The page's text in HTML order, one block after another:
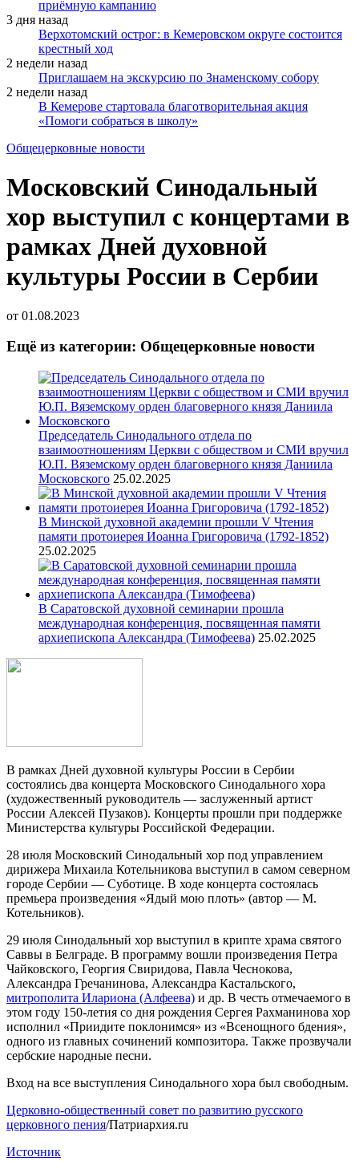
приёмную кампанию
3 дня назад
Верхотомский острог: в Кемеровском округе состоится
крестный ход
2 недели назад
Приглашаем на экскурсию по Знаменскому собору
2 недели назад
В Кемерове стартовала благотворительная акция
«Помоги собраться в школу»
Общецерковные новости
Московский Синодальный
хор выступил с концертами в
рамках Дней духовной
культуры России в Сербии
от 01.08.2023
Ещё из категории: Общецерковные новости
Председатель Синодального отдела по
взаимоотношениям Церкви с обществом и СМИ вручил
Ю.П. Вяземскому орден благоверного князя Даниила
Московского 25.02.2025
В Минской духовной академии прошли V Чтения
памяти протоиерея Иоанна Григоровича (1792-1852)
25.02.2025
В Саратовской духовной семинарии прошла
международная конференция, посвященная памяти
архиепископа Александра (Тимофеева) 25.02.2025
В рамках Дней духовной культуры России в Сербии
состоялись два концерта Московского Синодального хора
(художественный руководитель — заслуженный артист
России Алексей Пузаков). Концерты прошли при поддержке
Министерства культуры Российской Федерации.
28 июля Московский Синодальный хор под управлением
дирижера Михаила Котельникова выступил в самом северном
городе Сербии — Суботице. В ходе концерта состоялась
премьера произведения «Ядый мою плоть» (автор — М.
Котельников).
29 июля Синодальный хор выступил в крипте храма святого
Саввы в Белграде. В программу вошли произведения Петра
Чайковского, Георгия Свиридова, Павла Чеснокова,
Александра Гречанинова, Александра Кастальского,
митрополита Илариона (Алфеева) и др. В честь отмечаемого в
этом году 150-летия со дня рождения Сергея Рахманинова хор
исполнил «Приидите поклонимся» из «Всенощного бдения»,
одного из главных сочинений композитора. Также прозвучали
сербские народные песни.
Вход на все выступления Синодального хора был свободным.
Церковно-общественный совет по развитию русского
церковного пения/Патриархия.ru
Источник